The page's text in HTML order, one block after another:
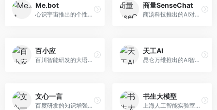
Me.bot
心识宇宙推出的个性化AI伴侣，专注于情感交互和个人助理服务。面向个人用户，支持日程管理、情感陪伴、知识问答等功能，交互体验人性化。
商量SenseChat
商汤科技推出的AI对话平台，结合计算机视觉和自然语言处理技术。面向企业用户和开发者，支持多模态交互，视觉理解能力强，适合智能客服和内容创作场景。
百小应
百川智能研发的大语言模型助手，专注于中文理解和生成。面向中文用户，提供知识问答、文本创作、代码辅助等服务，模型参数规模大，中文表达流畅自然。
天工AI
昆仑万维推出的AI智能助手，集成搜索、对话、创作等多种能力。面向普通用户和内容创作者，支持联网搜索、文本生成、图像理解等功能，响应速度快，免费使用。
文心一言
百度研发的知识增强大语言模型，深度融合百度知识图谱和搜索能力。面向中文用户，提供知识问答、文本创作、逻辑推理等服务，中文语境理解准确，知识覆盖面广。
书生大模型
上海人工智能实验室研发的开源大模型系列，支持多尺度和多模态。面向研究机构和开发者，开源生态完善，学术研究背景深厚，适合科研和定制开发。